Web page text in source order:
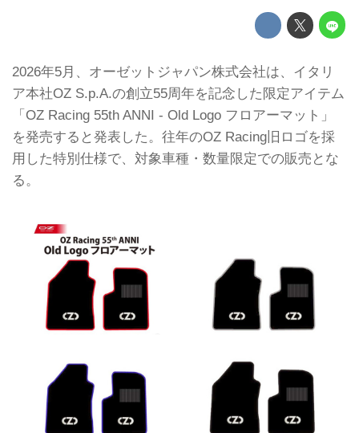
2026年5月、オーゼットジャパン株式会社は、イタリ
ア本社OZ S.p.A.の創立55周年を記念した限定アイテム
「OZ Racing 55th ANNI - Old Logo フロアーマット」
を発売すると発表した。往年のOZ Racing旧ロゴを採
用した特別仕様で、対象車種・数量限定での販売とな
る。